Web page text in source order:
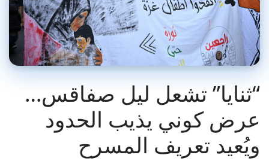
“ثنايا” تشعل ليل صفاقس…
عرض كوني يذيب الحدود
ويُعيد تعريف المسرح